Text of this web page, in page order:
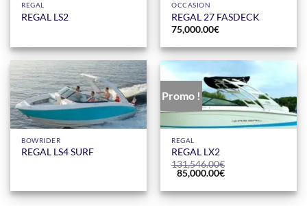
REGAL
REGAL LS2
OCCASION
REGAL 27 FASDECK
75,000.00€
BOWRIDER
REGAL LS4 SURF
Promo !
REGAL
REGAL LX2
131,546.00€
Le
prix
initial
était :
85,000.00€Le
actuel
est :